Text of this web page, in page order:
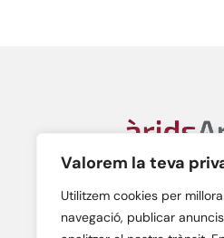
Valorem la teva
Utilitzem cookies per
navegació, publicar
Àrids Anoia, S.L.
C/ Gran
08700 –